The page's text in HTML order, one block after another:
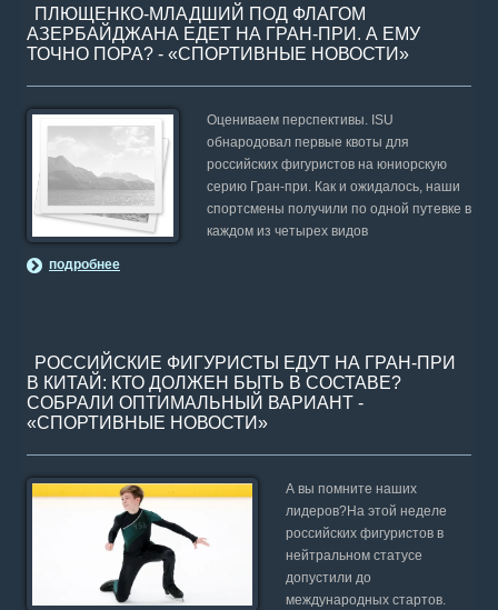
ПЛЮЩЕНКО-МЛАДШИЙ ПОД ФЛАГОМ
АЗЕРБАЙДЖАНА ЕДЕТ НА ГРАН-ПРИ. А ЕМУ
ТОЧНО ПОРА? - «СПОРТИВНЫЕ НОВОСТИ»
Оцениваем перспективы. ISU
обнародовал первые квоты для
российских фигуристов на юниорскую
серию Гран-при. Как и ожидалось, наши
спортсмены получили по одной путевке в
каждом из четырех видов
подробнее
РОССИЙСКИЕ ФИГУРИСТЫ ЕДУТ НА ГРАН-ПРИ
В КИТАЙ: КТО ДОЛЖЕН БЫТЬ В СОСТАВЕ?
СОБРАЛИ ОПТИМАЛЬНЫЙ ВАРИАНТ -
«СПОРТИВНЫЕ НОВОСТИ»
А вы помните наших
лидеров?На этой неделе
российских фигуристов в
нейтральном статусе
допустили до
международных стартов.